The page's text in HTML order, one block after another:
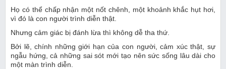
Họ có thể chấp nhận một nốt chênh, một khoảnh khắc hụt hơi,
vì đó là con người trình diễn thật.
Nhưng cảm giác bị đánh lừa thì không dễ tha thứ.
Bởi lẽ, chính những giới hạn của con người, cảm xúc thật, sự
ngẫu hứng, cả những sai sót mới tạo nên sức sống lâu dài cho
một màn trình diễn.